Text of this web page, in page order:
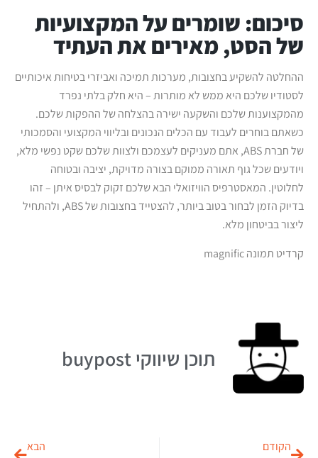
סיכום: שומרים על המקצועיות
של הסט, מאירים את העתיד
ההחלטה להשקיע בחצובות, מערכות תמיכה ואביזרי בטיחות איכותיים
לסטודיו שלכם היא ממש לא מותרות – היא חלק בלתי נפרד
מהמקצוענות שלכם והשקעה ישירה בהצלחה של ההפקות שלכם.
כשאתם בוחרים לעבוד עם הכלים הנכונים ובליווי המקצועי והסמכותי
של חברת ABS, אתם מעניקים לעצמכם ולצוות שלכם שקט נפשי מלא,
ויודעים שכל גוף תאורה ממוקם בצורה מדויקת, יציבה ובטוחה
לחלוטין. המאסטרפיס הוויזואלי הבא שלכם זקוק לבסיס איתן – זהו
בדיוק הזמן לבחור בטוב ביותר, להצטייד בחצובות של ABS, ולהתחיל
ליצור בביטחון מלא.
קרדיט תמונה magnific
תוכן שיווקי buypost
הקודם הבא